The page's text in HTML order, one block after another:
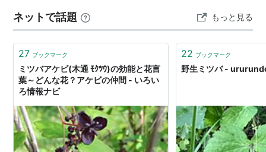
ネットで話題 もっと見る
27 ブックマーク
ミツバアケビ(木通 ﾓｸﾂｳ)の効能と花言
葉～どんな花？アケビの仲間 - いろい
ろ情報ナビ
22 ブックマーク
野生ミツバ -